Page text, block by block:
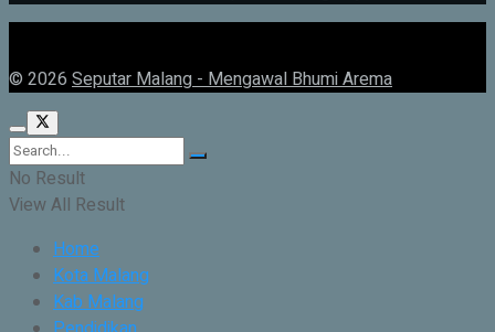
© 2026 Seputar Malang - Mengawal Bhumi Arema
No Result
View All Result
Home
Kota Malang
Kab Malang